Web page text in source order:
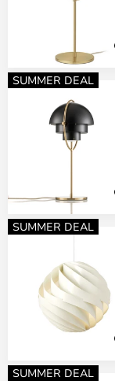
SUMMER DEAL
SUMMER DEAL
SUMMER DEAL